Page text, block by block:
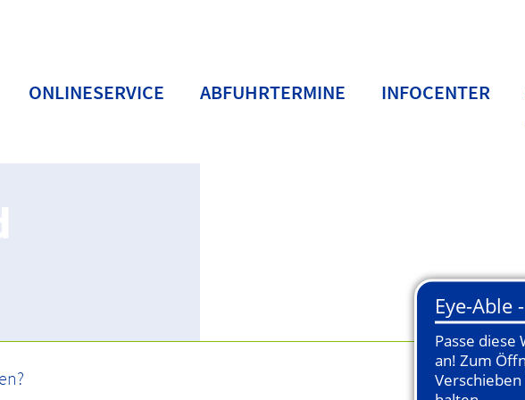
ONLINESERVICE ABFUHRTERMINE INFOCENTER